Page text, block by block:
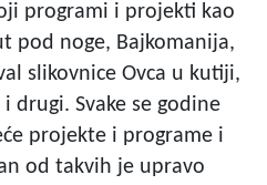
programi i projekti kao
pod noge, Bajkomanija,
slikovnice Ovca u kutiji,
i drugi. Svake se godine
projekte i programe i
od takvih je upravo